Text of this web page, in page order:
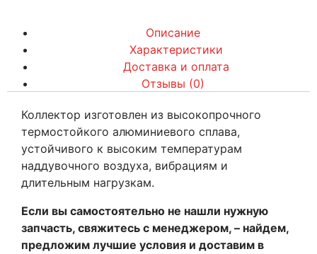
Описание
Характеристики
Доставка и оплата
Отзывы (0)
Коллектор изготовлен из высокопрочного
термостойкого алюминиевого сплава,
устойчивого к высоким температурам
наддувочного воздуха, вибрациям и
длительным нагрузкам.
Если вы самостоятельно не нашли нужную
запчасть, свяжитесь с менеджером, – найдем,
предложим лучшие условия и доставим в